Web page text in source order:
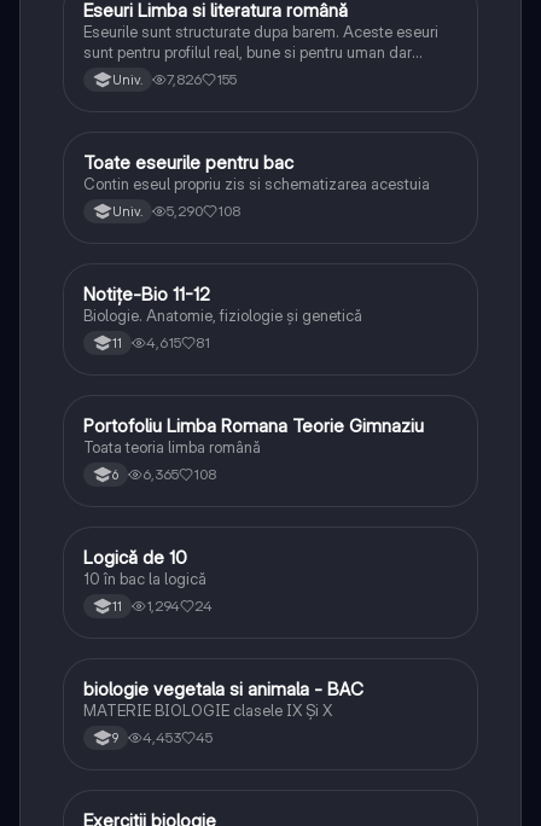
Limba și literatura română
Eseuri Limba si literatura română
Eseurile sunt structurate dupa barem. Aceste eseuri
sunt pentru profilul real, bune si pentru uman dar
lipsesc relatiile dintre personaje si caracrerizarile.
Univ. 7,826 155
Limba și literatura română
Toate eseurile pentru bac
Contin eseul propriu zis si schematizarea acestuia
Univ. 5,290 108
Biologie
Notițe-Bio 11-12
Biologie. Anatomie, fiziologie și genetică
11 4,615 81
Limba și literatura română
Portofoliu Limba Romana Teorie Gimnaziu
Toata teoria limba română
6 6,365 108
Logică
Logică de 10
10 în bac la logică
11 1,294 24
Biologie
biologie vegetala si animala - BAC
MATERIE BIOLOGIE clasele IX Şi X
9 4,453 45
Biologie
Exercitii biologie